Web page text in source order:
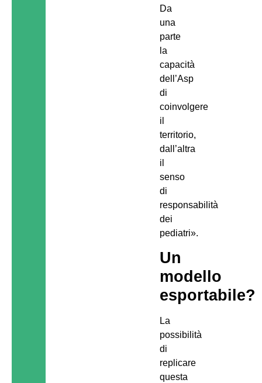
Da
una
parte
la
capacità
dell’Asp
di
coinvolgere
il
territorio,
dall’altra
il
senso
di
responsabilità
dei
pediatri».
Un
modello
esportabile?
La
possibilità
di
replicare
questa